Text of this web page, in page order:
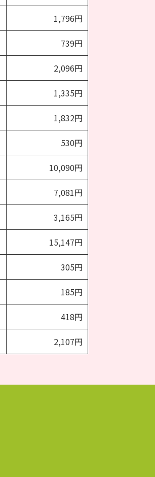
1,796円
739円
2,096円
1,335円
1,832円
530円
10,090円
7,081円
3,165円
15,147円
305円
185円
418円
2,107円